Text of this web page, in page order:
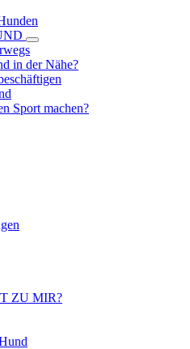
in der Nähe?
Sport machen?
ZU MIR?